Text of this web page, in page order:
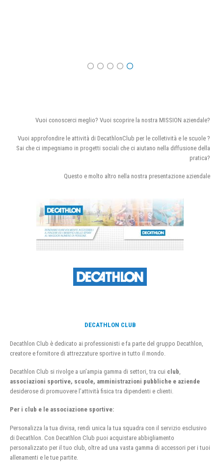
Vuoi conoscerci meglio? Vuoi scoprire la nostra MISSION aziendale?
Vuoi approfondire le attività di DecathlonClub per le colletività e le scuole ?
Sai che ci impegniamo in progetti sociali che ci aiutano nella diffusione della
pratica?
Questo e molto altro nella nostra presentazione aziendale
DECATHLON CLUB
Decathlon Club è dedicato ai professionisti e fa parte del gruppo Decathlon,
creatore e fornitore di attrezzature sportive in tutto il mondo.
Decathlon Club si rivolge a un’ampia gamma di settori, tra cui club
associazioni sportive, scuole, amministrazioni pubbliche e aziende
desiderose di promuovere l’attività fisica tra dipendenti e clienti.
Per i club e le associazione sportive:
Personalizza la tua divisa, rendi unica la tua squadra con il servizio esclusivo
di Decathlon. Con Decathlon Club puoi acquistare abbigliamento
personalizzato per il tuo club, oltre ad una vasta gamma di accessori per i tuoi
allenamenti e le tue partite.